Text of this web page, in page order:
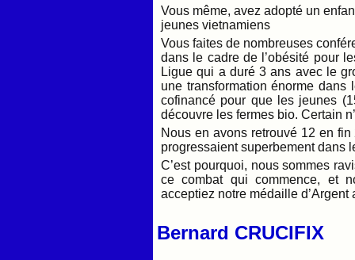
Vous même, avez adopté un
jeunes vietnamiens
Vous faites de nombreuses
dans le cadre de l’obésité pour
Ligue qui a duré 3 ans avec le
une transformation énorme
cofinancé pour que les jeunes
découvre les fermes bio. Certain
Nous en avons retrouvé 12 en
progressaient superbement dans
C’est pourquoi, nous sommes
ce combat qui commence, et
acceptiez notre médaille d’Argent
Bernard CRUCIFIX